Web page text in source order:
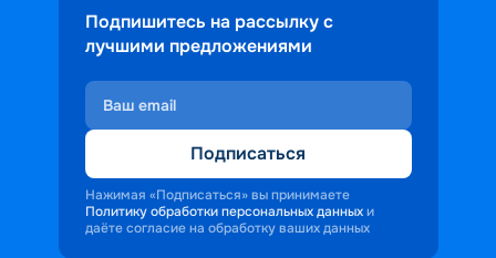
Подпишитесь на рассылку с
лучшими предложениями
Подписаться
Нажимая «Подписаться» вы принимаете
Политику обработки персональных данных и
даёте согласие на обработку ваших данных